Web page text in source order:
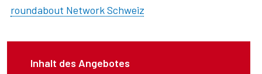
roundabout Network Schweiz
Inhalt des Angebotes